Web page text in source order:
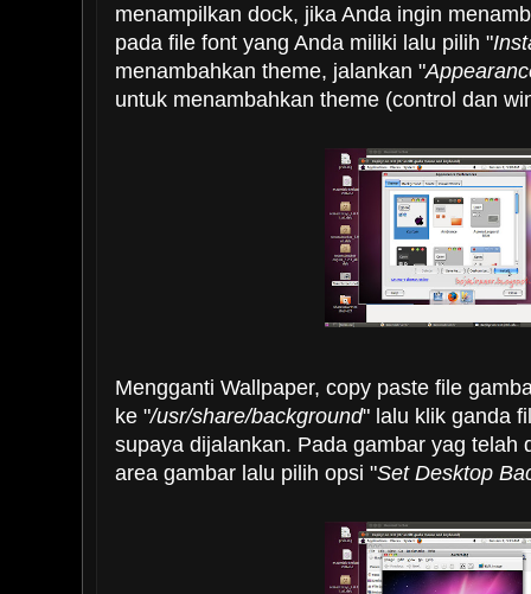
menampilkan dock, jika Anda ingin
pada file font yang Anda miliki lalu pilih "
menambahkan theme, jalankan "
untuk menambahkan theme (control dan
Mengganti Wallpaper, copy paste file
ke "/usr/share/background" lalu klik ganda
supaya dijalankan. Pada gambar yag telah
area gambar lalu pilih opsi "Set Desktop